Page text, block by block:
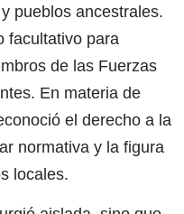
pueblos ancestrales.
facultativo para
de las Fuerzas
En materia de
el derecho a la
normativa y la figura
locales.